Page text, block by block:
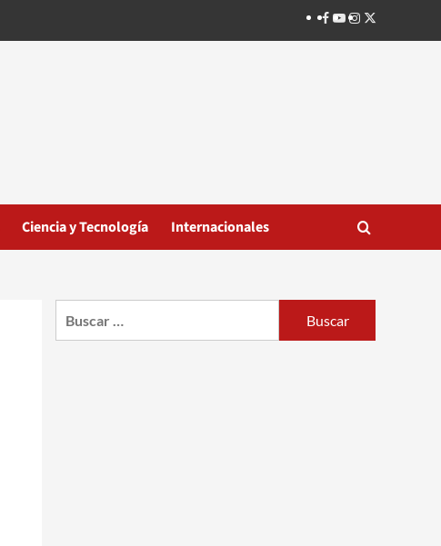
Facebook
Youtube
Instagram
Twitter
Ciencia y Tecnología Internacionales